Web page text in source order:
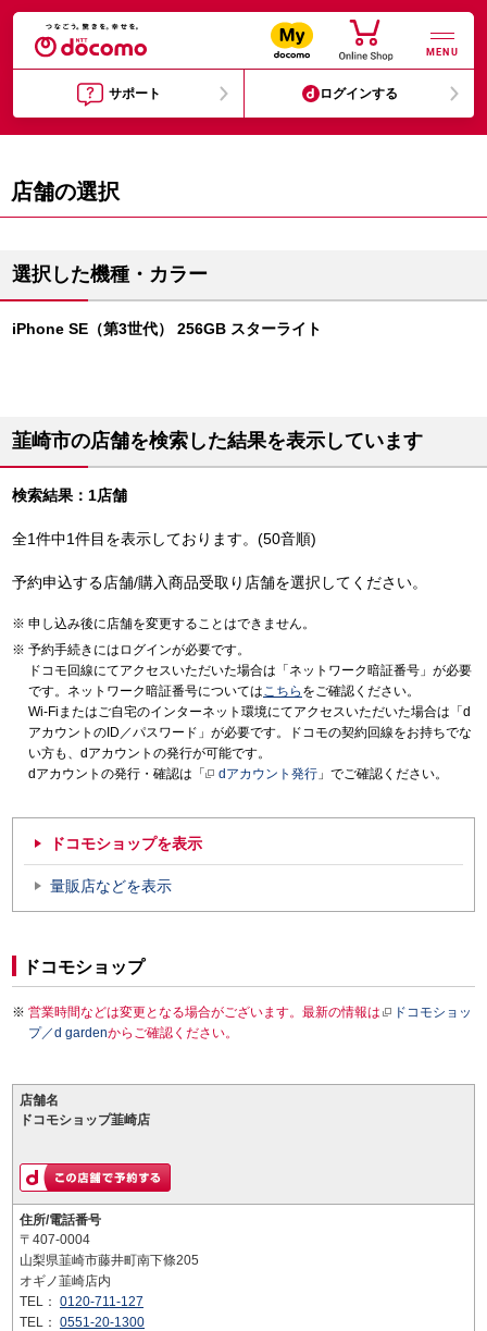
MENU
サポート ログインする
店舗の選択
選択した機種・カラー
iPhone SE（第3世代） 256GB スターライト
韮崎市の店舗を検索した結果を表示しています
検索結果：1店舗
全1件中1件目を表示しております。(50音順)
予約申込する店舗/購入商品受取り店舗を選択してください。
申し込み後に店舗を変更することはできません。
予約手続きにはログインが必要です。
ドコモ回線にてアクセスいただいた場合は「ネットワーク暗証番号」が必要
です。ネットワーク暗証番号についてはこちら をご確認ください。
Wi-Fiまたはご自宅のインターネット環境にてアクセスいただいた場合は「d
アカウントのID／パスワード」が必要です。ドコモの契約回線をお持ちでな
い方も、dアカウントの発行が可能です。
dアカウントの発行・確認は「
dアカウント発行 」でご確認ください。
ドコモショップを表示
量販店などを表示
ドコモショップ
営業時間などは変更となる場合がございます。最新の情報は
ドコモショッ
プ／d gardenからご確認ください。
店舗名
ドコモショップ韮崎店
住所/電話番号
〒407-0004
山梨県韮崎市藤井町南下條205
オギノ韮崎店内
TEL： 0120-711-127
TEL： 0551-20-1300